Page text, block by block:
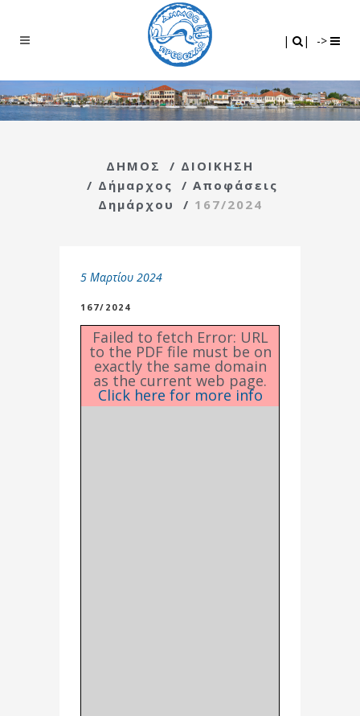
| | ->
ΔΗΜΟΣ / ΔΙΟΙΚΗΣΗ
/ Δήμαρχος / Αποφάσεις
Δημάρχου
/ 167/2024
5 Μαρτίου 2024
167/2024
Failed to fetch Error: URL
to the PDF file must be on
exactly the same domain
as the current web page.
Click here for more info